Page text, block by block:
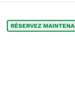
RÉSERVEZ